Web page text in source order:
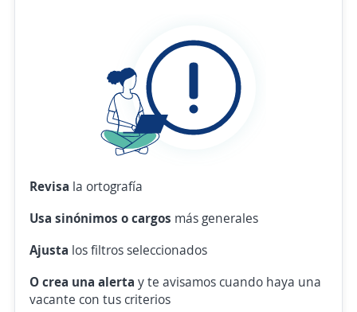
Revisa la ortografía
Usa sinónimos o cargos más generales
Ajusta los filtros seleccionados
O crea una alerta y te avisamos cuando haya una
vacante con tus criterios